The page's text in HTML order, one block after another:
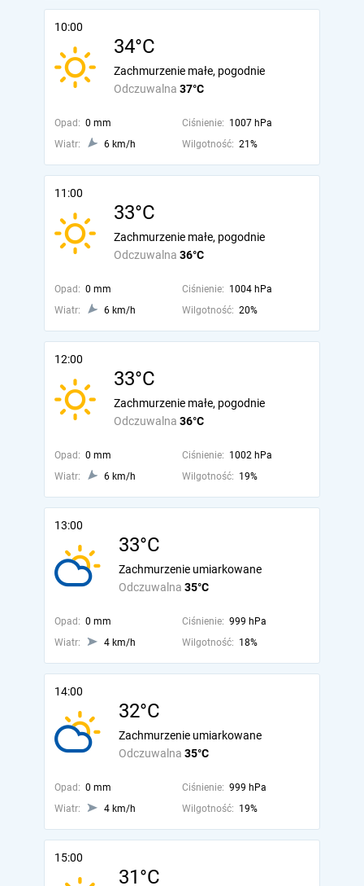
10:00
34°C
Odczuwalna 37°C
Zachmurzenie małe, pogodnie
Opad: 0 mm Ciśnienie: 1007 hPa
Wiatr:
6 km/h Wilgotność: 21%
11:00
33°C
Odczuwalna 36°C
Zachmurzenie małe, pogodnie
Opad: 0 mm Ciśnienie: 1004 hPa
Wiatr:
6 km/h Wilgotność: 20%
12:00
33°C
Odczuwalna 36°C
Zachmurzenie małe, pogodnie
Opad: 0 mm Ciśnienie: 1002 hPa
Wiatr:
6 km/h Wilgotność: 19%
13:00
33°C
Odczuwalna 35°C
Zachmurzenie umiarkowane
Opad: 0 mm Ciśnienie: 999 hPa
Wiatr:
4 km/h Wilgotność: 18%
14:00
32°C
Odczuwalna 35°C
Zachmurzenie umiarkowane
Opad: 0 mm Ciśnienie: 999 hPa
Wiatr:
4 km/h Wilgotność: 19%
15:00
31°C